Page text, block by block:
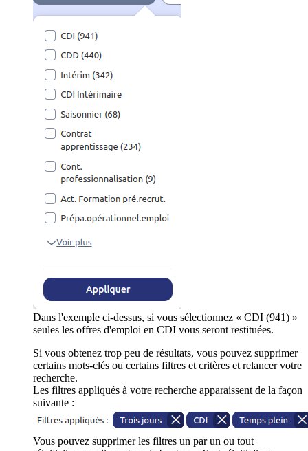
Dans l'exemple ci-dessus, si vous sélectionnez « CDI (941) »
seules les offres d'emploi en CDI vous seront restituées.
Si vous obtenez trop peu de résultats, vous pouvez supprimer
certains mots-clés ou certains filtres et critères et relancer votre
recherche.
Les filtres appliqués à votre recherche apparaissent de la façon
suivante :
Vous pouvez supprimer les filtres un par un ou tout